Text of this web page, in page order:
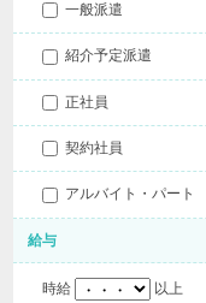
一般派遣
紹介予定派遣
正社員
契約社員
アルバイト・パート
給与
時給 以上